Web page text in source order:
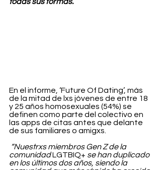
En el informe, ‘Future Of Dating’, más
de la mitad de lxs jóvenes de entre 18
y 25 años homosexuales (54%) se
definen como parte del colectivo en
las apps de citas antes que delante
de sus familiares o amigxs.
comunidad LGTBIQ+ se han duplicado
en los últimos dos años, siendo la